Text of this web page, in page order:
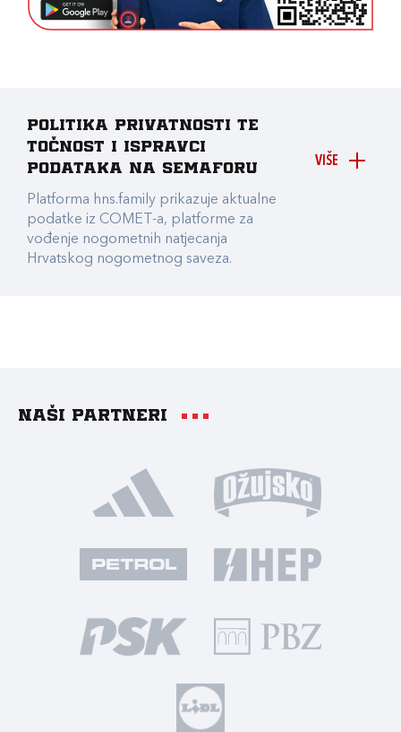
VIŠE
Politika privatnosti te
točnost i ispravci
podataka na Semaforu
Platforma hns.family prikazuje aktualne
podatke iz COMET-a, platforme za
vođenje nogometnih natjecanja
Hrvatskog nogometnog saveza.
Naši partneri